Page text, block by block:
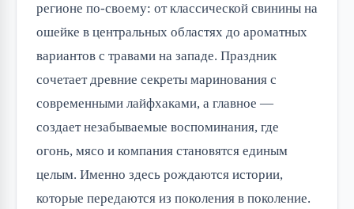
регионе по-своему: от классической свинины на
ошейке в центральных областях до ароматных
вариантов с травами на западе. Праздник
сочетает древние секреты маринования с
современными лайфхаками, а главное —
создает незабываемые воспоминания, где
огонь, мясо и компания становятся единым
целым. Именно здесь рождаются истории,
которые передаются из поколения в поколение.